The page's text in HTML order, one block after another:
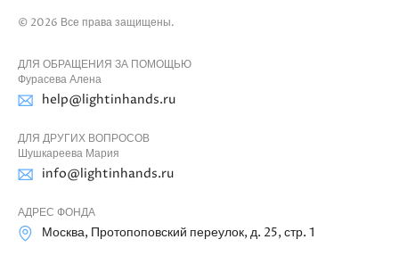
© 2026 Все права защищены.
ДЛЯ ОБРАЩЕНИЯ ЗА ПОМОЩЬЮ
Фурасева Алена
help@lightinhands.ru
ДЛЯ ДРУГИХ ВОПРОСОВ
Шушкареева Мария
info@lightinhands.ru
АДРЕС ФОНДА
Москва, Протопоповский переулок, д. 25, стр. 1